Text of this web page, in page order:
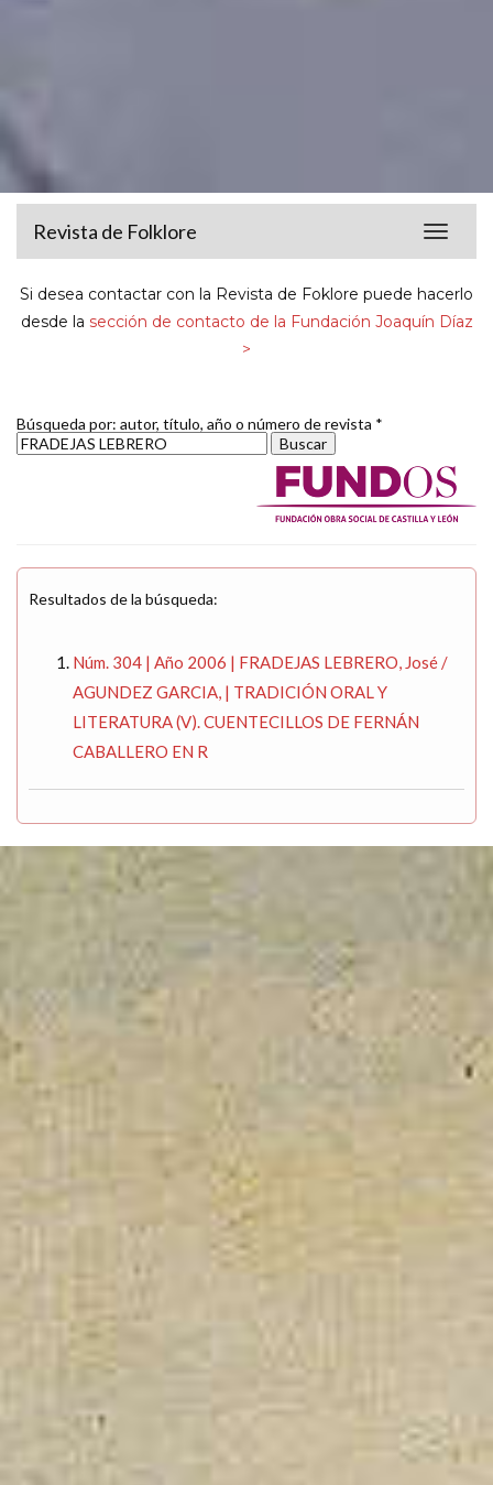
Toggle
Revista de Folklore
Si desea contactar con la Revista de Foklore puede hacerlo
desde la sección de contacto de la Fundación Joaquín Díaz
>
Búsqueda por: autor, título, año o número de revista *
Resultados de la búsqueda:
Núm. 304 | Año 2006 | FRADEJAS LEBRERO, José /
AGUNDEZ GARCIA, | TRADICIÓN ORAL Y
LITERATURA (V). CUENTECILLOS DE FERNÁN
CABALLERO EN R